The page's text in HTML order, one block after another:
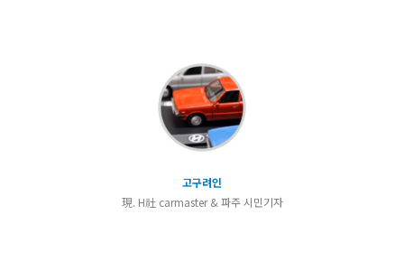
고구려인
現. H社 carmaster & 파주 시민기자